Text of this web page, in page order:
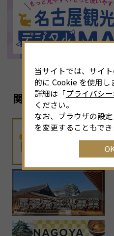
関連リンク
当サイトでは、サイ
的に Cookie を使用し
詳細は「プライバシ
ください。
なお、ブラウザの設
を変更することもでき